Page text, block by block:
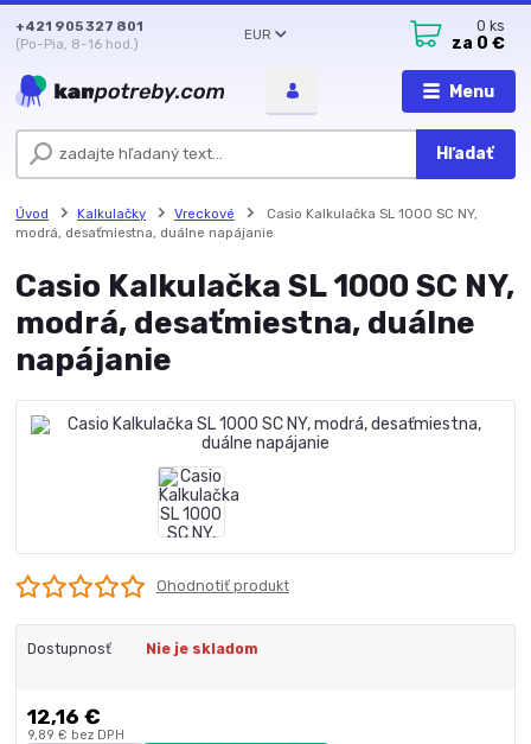
Menu
EUR
Hľadať
+421 905 327 801
(Po-Pia, 8-16 hod.)
0 ks
za 0 €
Úvod Kalkulačky Vreckové
Casio Kalkulačka SL 1000 SC NY,
modrá, desaťmiestna, duálne napájanie
Casio Kalkulačka SL 1000 SC NY,
modrá, desaťmiestna, duálne
napájanie
Ohodnotiť produkt
Dostupnosť Nie je skladom
12,16 €
9,89 € bez DPH